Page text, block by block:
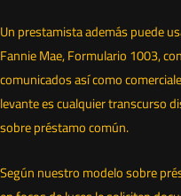
Un prestamista además puede
Fannie Mae, Formulario 1003,
comunicados así­ como
levante es cualquier transcurso
sobre préstamo común.
Según nuestro modelo sobre